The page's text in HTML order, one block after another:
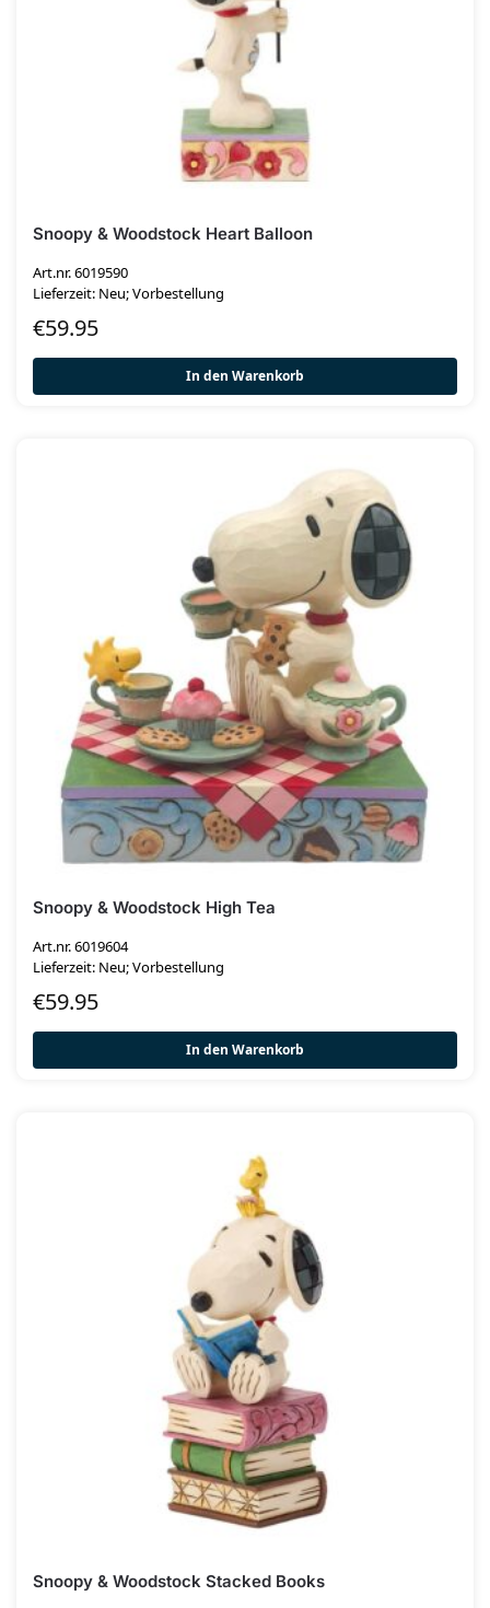
Snoopy & Woodstock Heart Balloon
Art.nr. 6019590
Lieferzeit: Neu; Vorbestellung
€59.95
In den Warenkorb
Snoopy & Woodstock High Tea
Art.nr. 6019604
Lieferzeit: Neu; Vorbestellung
€59.95
In den Warenkorb
Snoopy & Woodstock Stacked Books